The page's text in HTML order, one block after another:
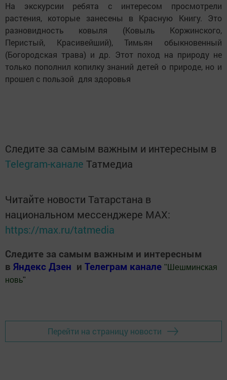
На экскурсии ребята с интересом просмотрели
растения, которые занесены в Красную Книгу. Это
разновидность ковыля (Ковыль Коржинского,
Перистый, Красивейший), Тимьян обыкновенный
(Богородская трава) и др. Этот поход на природу не
только пополнил копилку знаний детей о природе, но и
прошел с пользой для здоровья
Следите за самым важным и интересным в
Telegram-канале Татмедиа
Читайте новости Татарстана в
национальном мессенджере MАХ:
https://max.ru/tatmedia
Следите за самым важным и интересным
в Яндекс Дзен и Телеграм канале " Шешминская
новь"
Перейти на страницу новости